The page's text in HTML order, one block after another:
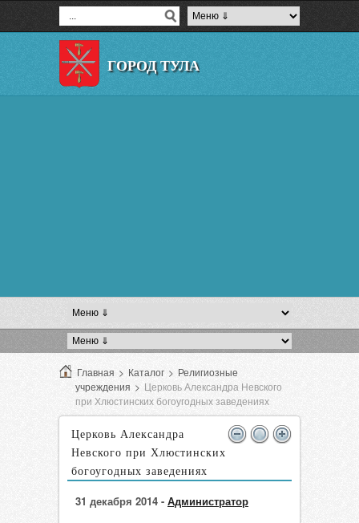
ГОРОД ТУЛА
Главная > Каталог > Религиозные
учреждения > Церковь Александра Невского
при Хлюстинских богоугодных заведениях
Церковь Александра
Невского при Хлюстинских
богоугодных заведениях
31 декабря 2014 - Администратор